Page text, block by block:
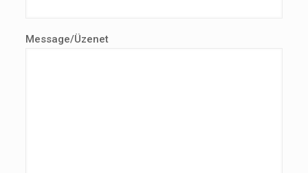
Message/Üzenet